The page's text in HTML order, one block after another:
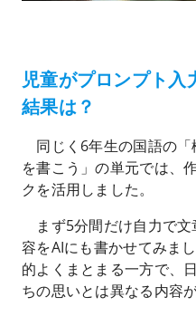
児童がプロンプト入
結果は？
同じく6年生の国語の
を書こう」の単元では、
クを活用しました。
まず5分間だけ自力で文
容をAIにも書かせてみま
的よくまとまる一方で、
ちの思いとは異なる内容